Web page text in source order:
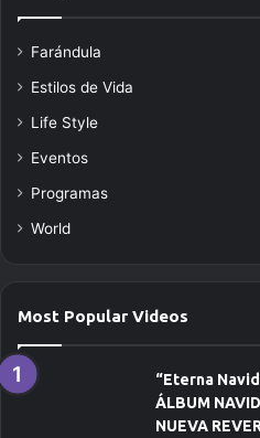
o
r
e
l
ó
i
c
Farándula
Estilos de Vida
Life Style
Eventos
Programas
World
Most Popular Videos
“Eterna
ÁLBUM
NUEVA